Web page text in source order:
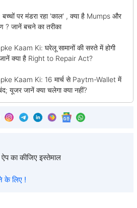
पर मंडरा रहा 'काल' , क्या है Mumps और
? जानें बचने का तरीका
Kaam Ki: घरेलू सामानों की सस्ते में होगी
जानें क्या है Right to Repair Act?
Kaam Ki: 16 मार्च से Paytm-Wallet में
यूजर जानें क्या चलेगा क्या नहीं?
का कीजिए इस्तेमाल
के लिए !